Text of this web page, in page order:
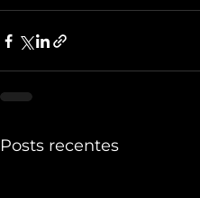
Posts recentes